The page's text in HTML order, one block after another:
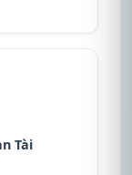
Tài